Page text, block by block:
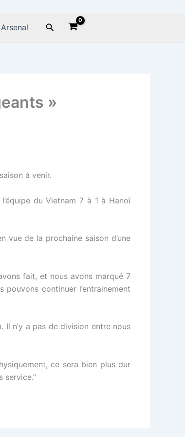
Rechercher
»
à venir.
du Vietnam 7 à 1 à Hanoï
de la prochaine saison d’une
fait, et nous avons marqué 7
continuer l’entrainement
Il n’y a pas de division entre nous
ce sera bien plus dur
service.”